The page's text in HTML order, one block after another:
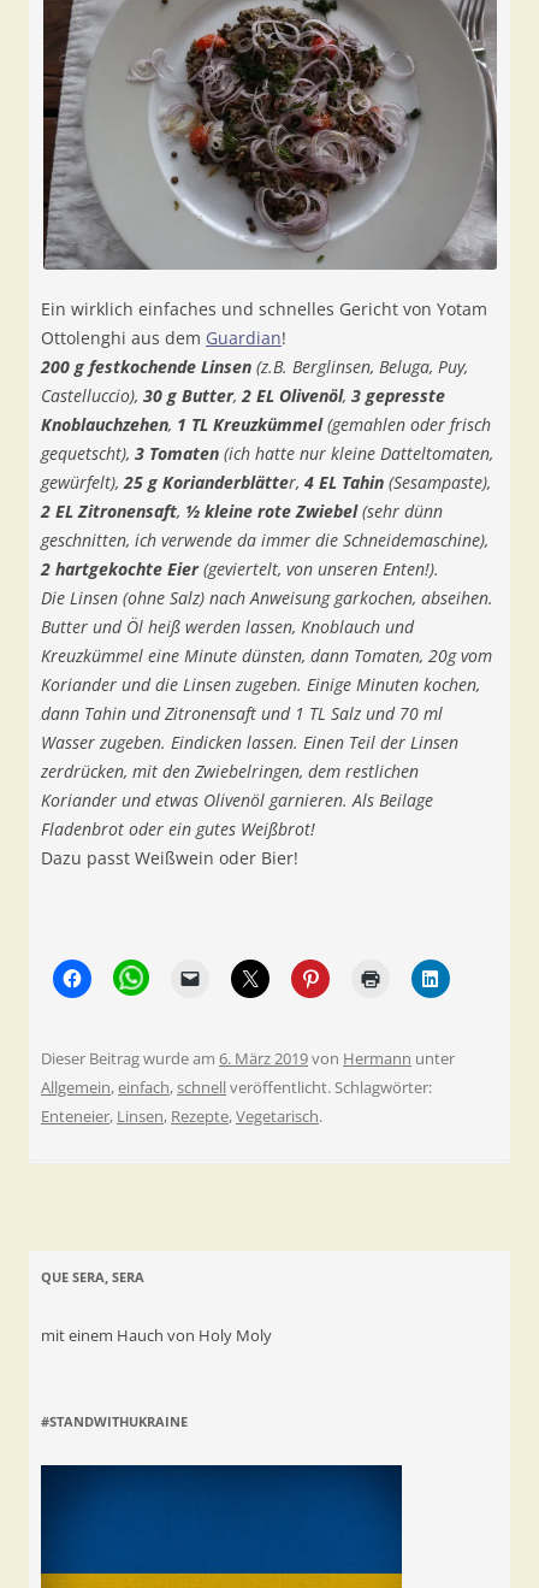
Ein wirklich einfaches und schnelles Gericht von Yotam
Ottolenghi aus dem Guardian!
200 g festkochende Linsen (z.B. Berglinsen, Beluga, Puy,
Castelluccio), 30 g Butter, 2 EL Olivenöl, 3 gepresste
Knoblauchzehen, 1 TL Kreuzkümmel(gemahlen oder frisch
gequetscht), 3 Tomaten (ich hatte nur kleine Datteltomaten,
gewürfelt), 25 g Korianderblätter, 4 EL Tahin (Sesampaste),
2 EL Zitronensaft, ½ kleine rote Zwiebel(sehr dünn
geschnitten, ich verwende da immer die Schneidemaschine),
2 hartgekochte Eier(geviertelt, von unseren Enten!).
Die Linsen (ohne Salz) nach Anweisung garkochen, abseihen.
Butter und Öl heiß werden lassen, Knoblauch und
Kreuzkümmel eine Minute dünsten, dann Tomaten, 20g vom
Koriander und die Linsen zugeben. Einige Minuten kochen,
dann Tahin und Zitronensaft und 1 TL Salz und 70 ml
Wasser zugeben. Eindicken lassen. Einen Teil der Linsen
zerdrücken, mit den Zwiebelringen, dem restlichen
Koriander und etwas Olivenöl garnieren. Als Beilage
Fladenbrot oder ein gutes Weißbrot!
Dazu passt Weißwein oder Bier!
Dieser Beitrag wurde am 6. März 2019von Hermann unter
Allgemein,einfach,schnell veröffentlicht. Schlagwörter:
Enteneier, Linsen, Rezepte,Vegetarisch.
QUE SERA, SERA
mit einem Hauch von Holy Moly
#STANDWITHUKRAINE